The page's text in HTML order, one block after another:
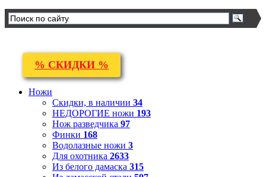
% СКИДКИ %
Ножи
Скидки, в наличии 34
НЕДОРОГИЕ ножи 193
Нож разведчика 97
Финки 168
Водолазные ножи 3
Для охотника 2633
Из белого дамаска 315